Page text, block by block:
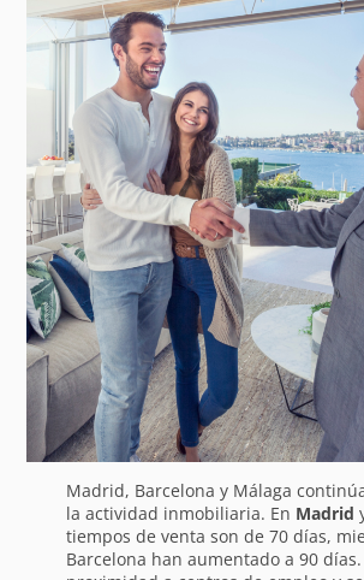
Madrid, Barcelona y Málaga
la actividad inmobiliaria. En Madrid
tiempos de venta son de 70 días,
Barcelona han aumentado a 90 días.